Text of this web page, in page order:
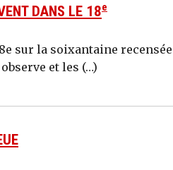
DANS LE 18e
sur la soixantaine recensée
et les (…)